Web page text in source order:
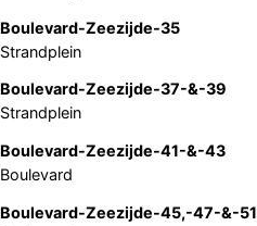
Boulevard-Zeezijde-35
Strandplein
Boulevard-Zeezijde-37-&-39
Strandplein
Boulevard-Zeezijde-41-&-43
Boulevard
Boulevard-Zeezijde-45,-47-&-51